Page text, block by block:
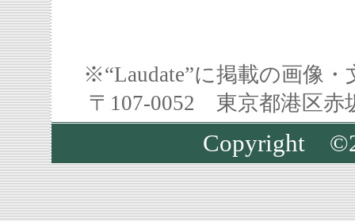
※“Laudate”に掲載の画像
〒107-0052 東京都港区
Copyright